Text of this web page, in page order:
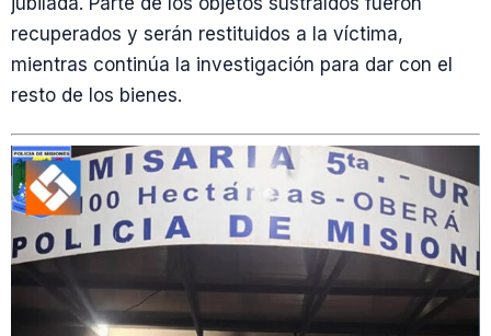
recuperados y serán restituidos a la víctima,
mientras continúa la investigación para dar con el
resto de los bienes.